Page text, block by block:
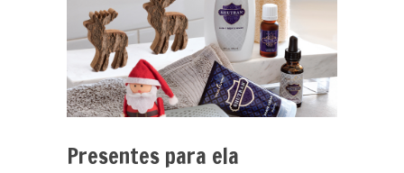
Presentes para ela